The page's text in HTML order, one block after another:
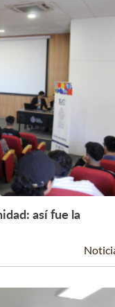
Leer Más +
así fue la